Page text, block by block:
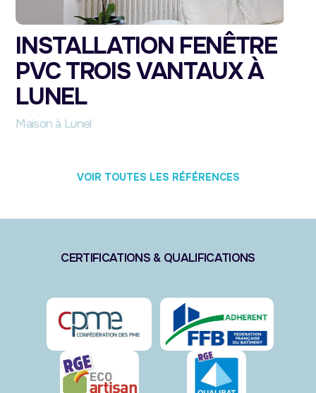
INSTALLATION FENÊTRE
PVC TROIS VANTAUX À
LUNEL
Maison à Lunel
VOIR TOUTES LES RÉFÉRENCES
CERTIFICATIONS & QUALIFICATIONS